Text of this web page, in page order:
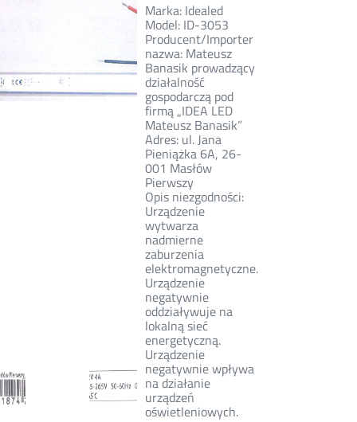
Marka: Idealed
Model: ID-3053
Producent/Importer
nazwa: Mateusz
Banasik prowadzący
działalność
gospodarczą pod
firmą „IDEA LED
Mateusz Banasik”
Adres: ul. Jana
Pieniążka 6A, 26-
001 Masłów
Pierwszy
Opis niezgodności:
Urządzenie
wytwarza
nadmierne
zaburzenia
elektromagnetyczne.
Urządzenie
negatywnie
oddziaływuje na
lokalną sieć
energetyczną.
Urządzenie
negatywnie wpływa
na działanie
urządzeń
oświetleniowych.